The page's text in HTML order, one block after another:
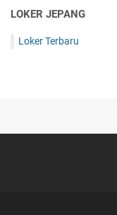
LOKER JEPANG
Loker Terbaru